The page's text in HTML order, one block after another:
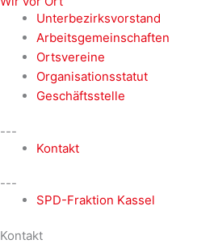
Unterbezirksvorstand
Arbeitsgemeinschaften
Ortsvereine
Organisationsstatut
Geschäftsstelle
---
Kontakt
---
SPD-Fraktion Kassel
Kontakt